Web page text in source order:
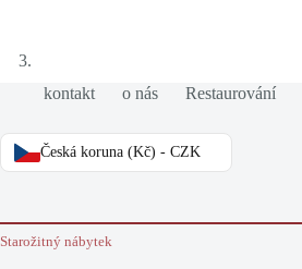
kontakt o nás Restaurování
Česká koruna (Kč) - CZK
Starožitný nábytek